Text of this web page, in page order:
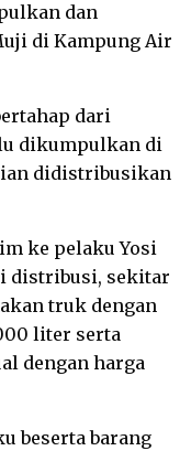
dan
di Kampung Air
dari
dikumpulkan di
didistribusikan
ke pelaku Yosi
distribusi, sekitar
truk dengan
liter serta
dengan harga
beserta barang